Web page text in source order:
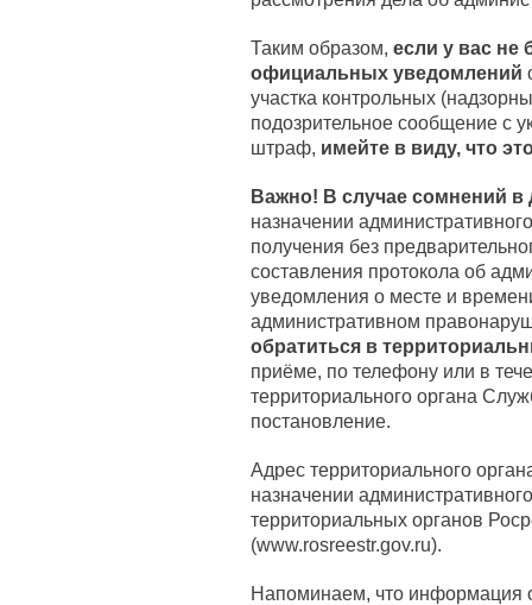
Таким образом, если у вас не
официальных уведомлений
участка контрольных
подозрительное сообщение с
штраф, имейте в виду, что
Важно! В случае сомнений в
назначении
получения без
составления протокола об
уведомления о месте и
административном
обратиться в
приёме, по телефону или в
территориального органа
постановление.
Адрес территориального
назначении
территориальных органов
(www.rosreestr.gov.ru).
Напоминаем, что информация